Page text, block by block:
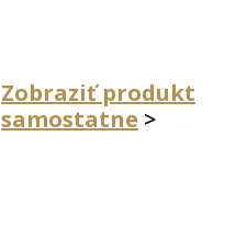
Zobraziť produkt
samostatne >